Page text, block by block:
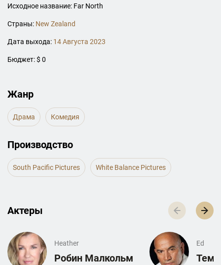
Исходное название: Far North
Страны: New Zealand
Дата выхода: 14 Августа 2023
Бюджет: $ 0
Жанр
Драма Комедия
Производство
South Pacific Pictures White Balance Pictures
Актеры
Heather
Робин Малкольм
Ed